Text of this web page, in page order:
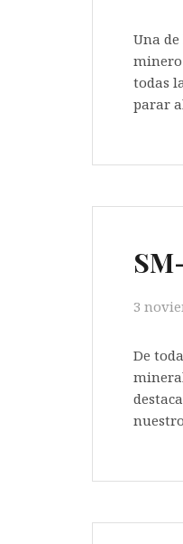
Una
minero
todas
parar
3
De